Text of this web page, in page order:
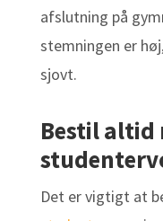
afslutning på
stemningen er
sjovt.
Bestil
Det er vigtigt at